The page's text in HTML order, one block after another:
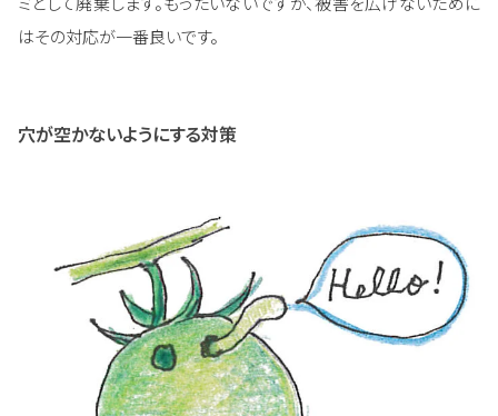
はその対応が一番良いです。
穴が空かないようにする対策